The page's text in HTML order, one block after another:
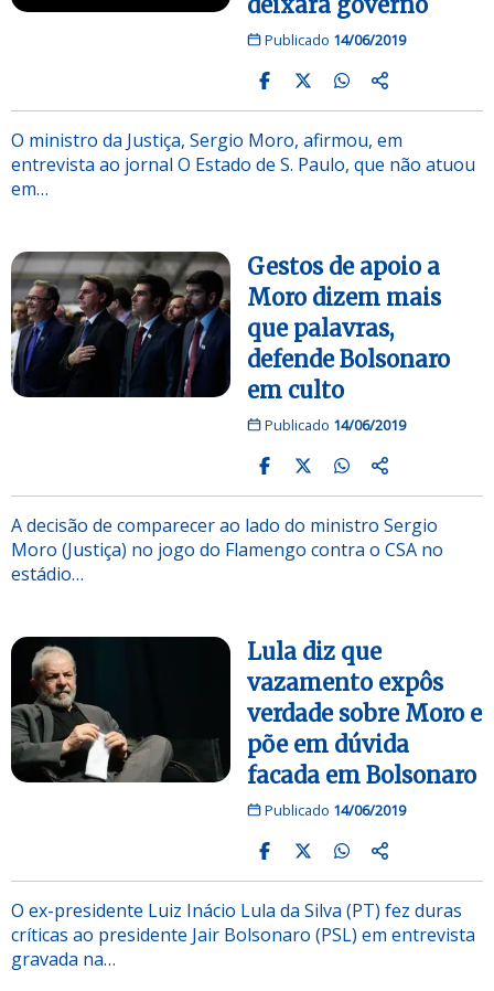
Publicado 14/06/2019
O ministro da Justiça, Sergio Moro, afirmou, em
entrevista ao jornal O Estado de S. Paulo, que não atuou
em…
Gestos de apoio a
Moro dizem mais
que palavras,
defende Bolsonaro
em culto
Publicado 14/06/2019
A decisão de comparecer ao lado do ministro Sergio
Moro (Justiça) no jogo do Flamengo contra o CSA no
estádio…
Lula diz que
vazamento expôs
verdade sobre Moro e
põe em dúvida
facada em Bolsonaro
Publicado 14/06/2019
O ex-presidente Luiz Inácio Lula da Silva (PT) fez duras
críticas ao presidente Jair Bolsonaro (PSL) em entrevista
gravada na…